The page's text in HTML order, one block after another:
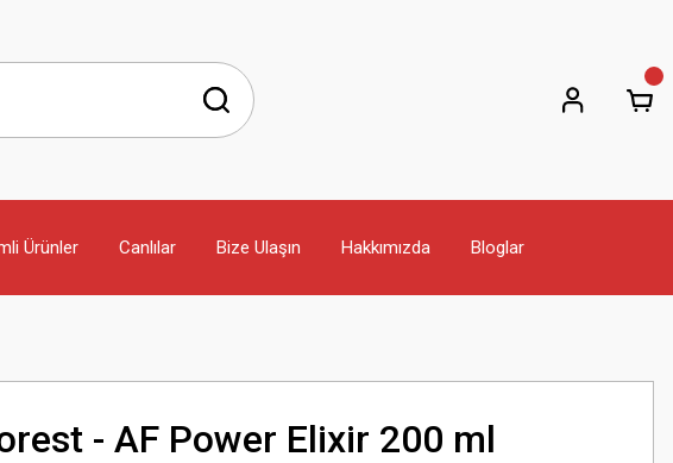
Ürünler Canlılar Bize Ulaşın Hakkımızda Bloglar
- AF Power Elixir 200 ml